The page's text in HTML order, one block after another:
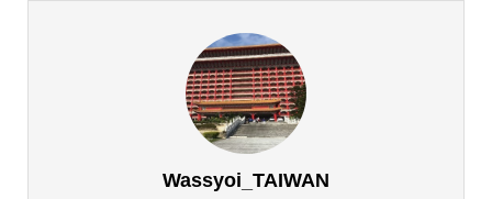
Wassyoi_TAIWAN